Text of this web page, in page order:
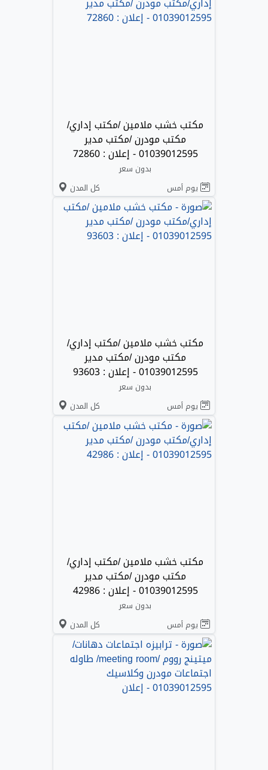
مكتب خشب ملامين /مكتب إداري/
مكتب مودرن /مكتب مدير
01039012595 - إعلان : 72860
بدون سعر
يوم أمس
كل المدن
مكتب خشب ملامين /مكتب إداري/
مكتب مودرن /مكتب مدير
01039012595 - إعلان : 93603
بدون سعر
يوم أمس
كل المدن
مكتب خشب ملامين /مكتب إداري/
مكتب مودرن /مكتب مدير
01039012595 - إعلان : 42986
بدون سعر
يوم أمس
كل المدن